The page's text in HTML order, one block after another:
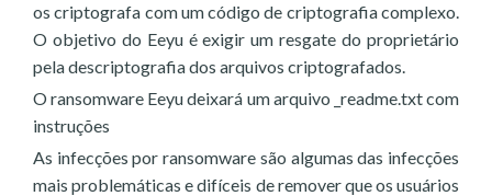
os criptografa com um código de criptografia complexo.
O objetivo do Eeyu é exigir um resgate do proprietário
pela descriptografia dos arquivos criptografados.
O ransomware Eeyu deixará um arquivo _readme.txt com
instruções
As infecções por ransomware são algumas das infecções
mais problemáticas e difíceis de remover que os usuários